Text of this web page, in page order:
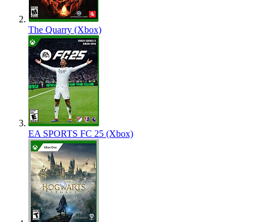
The Quarry (Xbox)
EA SPORTS FC 25 (Xbox)